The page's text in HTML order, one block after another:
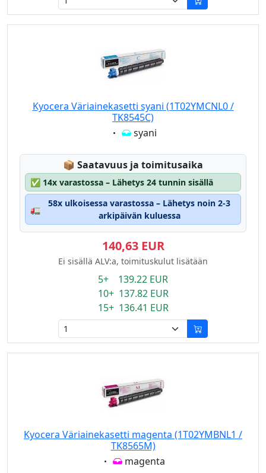
Kyocera Väriainekasetti syani (1T02YMCNL0 /
TK8545C)
Eigenschaft:
syani
📦 Lagerstatus:
Saatavuus ja toimitusaika
✅ 14x varastossa – Lähetys 24 tunnin sisällä
🚛
58x ulkoisessa varastossa – Lähetys noin 2-3
arkipäivän kuluessa
140,63 EUR
Ei sisällä ALV:a, toimituskulut lisätään
5+ 139.22 EUR
10+ 137.82 EUR
15+ 136.41 EUR
Kyocera Väriainekasetti magenta (1T02YMBNL1 /
TK8565M)
Eigenschaft:
magenta